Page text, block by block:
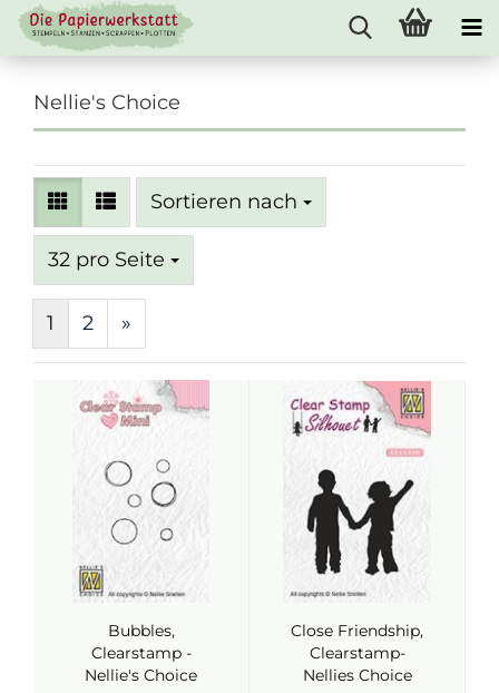
Nellie's Choice
Sortieren nach
Sortieren nach
32 pro Seite
pro Seite
1 2 »
Bubbles,
Clearstamp -
Nellie's Choice
Close Friendship,
Clearstamp-
Nellies Choice